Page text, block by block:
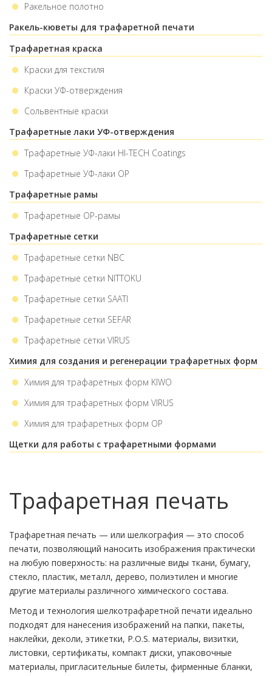
Ракельное полотно
Ракель-кюветы для трафаретной печати
Трафаретная краска
Краски для текстиля
Краски УФ-отверждения
Сольвентные краски
Трафаретные лаки УФ-отверждения
Трафаретные УФ-лаки HI-TECH Coatings
Трафаретные УФ-лаки ОР
Трафаретные рамы
Трафаретные ОР-рамы
Трафаретные сетки
Трафаретные сетки NBC
Трафаретные сетки NITTOKU
Трафаретные сетки SAATI
Трафаретные сетки SEFAR
Трафаретные сетки VIRUS
Химия для создания и регенерации трафаретных форм
Химия для трафаретных форм KIWO
Химия для трафаретных форм VIRUS
Химия для трафаретных форм ОР
Щетки для работы с трафаретными формами
Трафаретная печать
Трафаретная печать — или шелкография — это способ
печати, позволяющий наносить изображения практически
на любую поверхность: на различные виды ткани, бумагу,
стекло, пластик, металл, дерево, полиэтилен и многие
другие материалы различного химического состава.
Метод и технология шелкотрафаретной печати идеально
подходят для нанесения изображений на папки, пакеты,
наклейки, деколи, этикетки, P.O.S. материалы, визитки,
листовки, сертификаты, компакт диски, упаковочные
материалы, пригласительные билеты, фирменные бланки,